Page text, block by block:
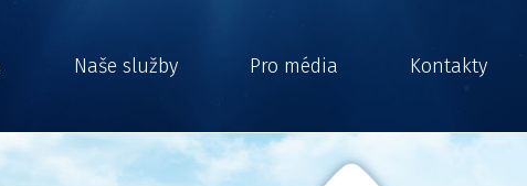
Naše služby Pro média Kontakty